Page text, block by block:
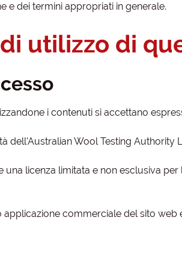
e dei termini appropriati in generale.
utilizzo di
i contenuti si accettano
dell'Australian Wool Testing Authority
licenza limitata e non esclusiva
applicazione commerciale del sito web